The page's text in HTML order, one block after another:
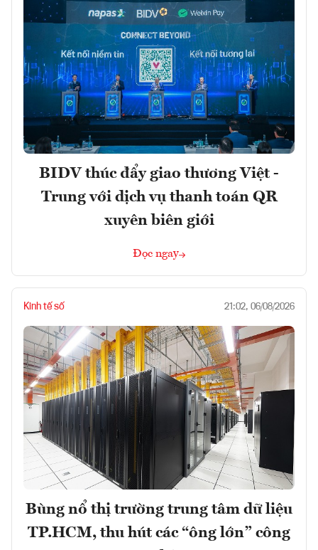
BIDV thúc đẩy giao thương Việt -
Trung với dịch vụ thanh toán QR
xuyên biên giới
Đọc ngay
Kinh tế số 21:02, 06/08/2026
Bùng nổ thị trường trung tâm dữ liệu
TP.HCM, thu hút các “ông lớn” công